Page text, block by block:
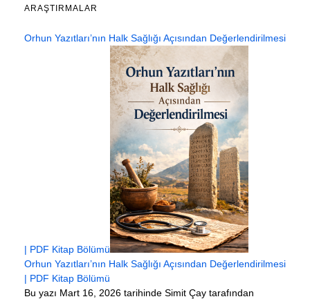
ARAŞTIRMALAR
Orhun Yazıtları’nın Halk Sağlığı Açısından Değerlendirilmesi
| PDF Kitap Bölümü
Orhun Yazıtları’nın Halk Sağlığı Açısından Değerlendirilmesi
| PDF Kitap Bölümü
Bu yazı Mart 16, 2026 tarihinde Simit Çay tarafından